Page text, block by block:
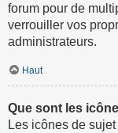
forum pour de
verrouiller vos
administrateurs.
Haut
Que sont les
Les icônes de